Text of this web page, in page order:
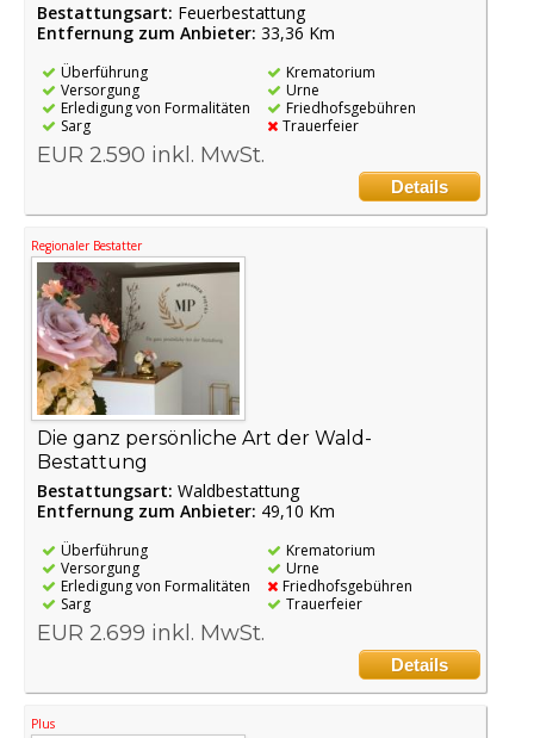
Bestattungsart: Feuerbestattung
Entfernung zum Anbieter: 33,36 Km
Überführung
Versorgung
Erledigung von Formalitäten
Sarg
Krematorium
Urne
Friedhofsgebühren
Trauerfeier
EUR 2.590 inkl. MwSt.
Details
Regionaler Bestatter
Die ganz persönliche Art der Wald-
Bestattung
Bestattungsart: Waldbestattung
Entfernung zum Anbieter: 49,10 Km
Überführung
Versorgung
Erledigung von Formalitäten
Sarg
Krematorium
Urne
Friedhofsgebühren
Trauerfeier
EUR 2.699 inkl. MwSt.
Details
Plus